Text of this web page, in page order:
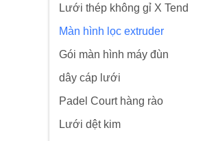
Lưới thép không gỉ X Tend
Màn hình lọc extruder
Gói màn hình máy đùn
dây cáp lưới
Padel Court hàng rào
Lưới dệt kim